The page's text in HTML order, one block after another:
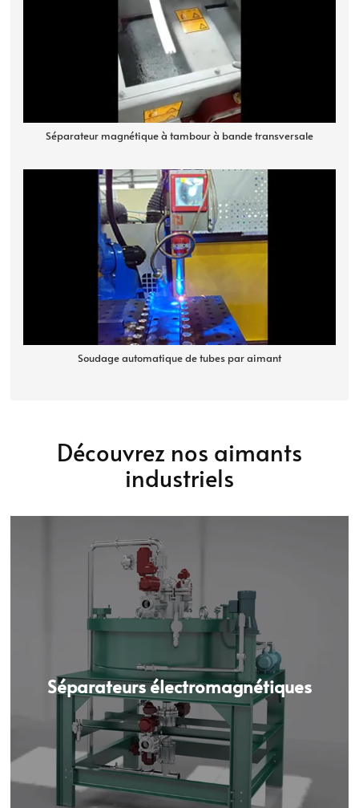
Séparateur magnétique à tambour à bande transversale
Soudage automatique de tubes par aimant
Découvrez nos aimants
industriels
Séparateurs électromagnétiques